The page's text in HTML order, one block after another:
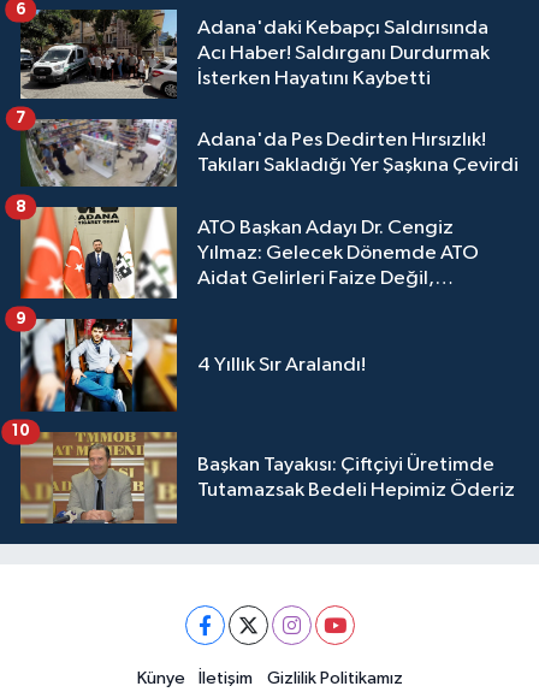
Adana'daki Kebapçı Saldırısında
Acı Haber! Saldırganı Durdurmak
İsterken Hayatını Kaybetti
6
Adana'da Pes Dedirten Hırsızlık!
Takıları Sakladığı Yer Şaşkına Çevirdi
7
ATO Başkan Adayı Dr. Cengiz
Yılmaz: Gelecek Dönemde ATO
Aidat Gelirleri Faize Değil,
8
4 Yıllık Sır Aralandı!
9
Başkan Tayakısı: Çiftçiyi Üretimde
Tutamazsak Bedeli Hepimiz Öderiz
10
Künye İletişim Gizlilik Politikamız